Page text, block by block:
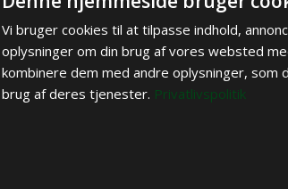
Vi bruger cookies til at tilpasse indhold,
oplysninger om din brug af vores websted
kombinere dem med andre oplysninger, som
brug af deres tjenester. Privatlivspolitik